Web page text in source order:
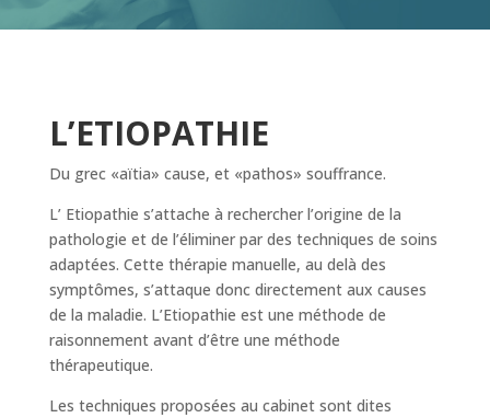
L’ETIOPATHIE
Du grec «aïtia» cause, et «pathos» souffrance.
L’ Etiopathie s’attache à rechercher l’origine de la
pathologie et de l’éliminer par des techniques de soins
adaptées. Cette thérapie manuelle, au delà des
symptômes, s’attaque donc directement aux causes
de la maladie. L’Etiopathie est une méthode de
raisonnement avant d’être une méthode
thérapeutique.
Les techniques proposées au cabinet sont dites